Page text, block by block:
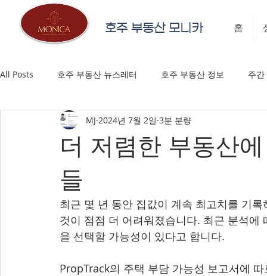
호주 부동산 모니카 홈
All Posts 호주 부동산 뉴스레터 호주 부동산 정보 주
더 저렴한 부동산
들
MJ 2024년 7월 2일 3분 분량
최근 몇 년 동안 집값이 계속 최고치를 기
것이 점점 더 어려워졌습니다. 최근 분석
을 선택할 가능성이 있다고 합니다.
PropTrack의 주택 부담 가능성 보고서에